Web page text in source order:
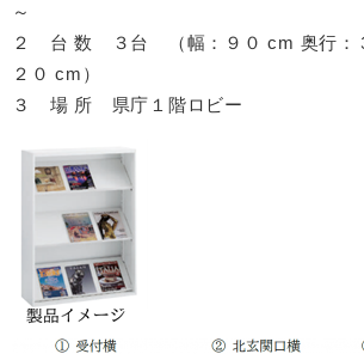
～
２ 台 数 ３台 （幅：９０ cm 奥行：
２０ cm）
３ 場 所 県庁１階ロビー